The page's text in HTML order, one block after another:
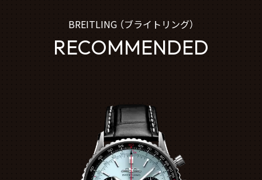
BREITLING （ブライトリング）
RECOMMENDED